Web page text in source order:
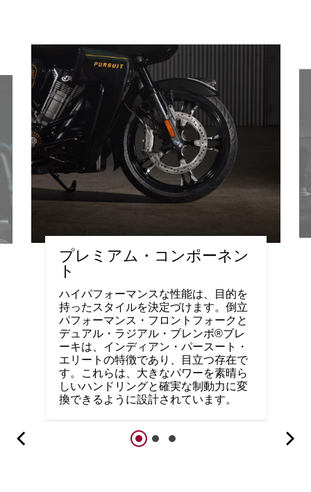
プレミアム・コンポーネン
ト
ハイパフォーマンスな性能は、目的を
持ったスタイルを決定づけます。倒立
パフォーマンス・フロントフォークと
デュアル・ラジアル・ブレンボ®ブレ
ーキは、インディアン・パースート・
エリートの特徴であり、目立つ存在で
す。これらは、大きなパワーを素晴ら
しいハンドリングと確実な制動力に変
換できるように設計されています。